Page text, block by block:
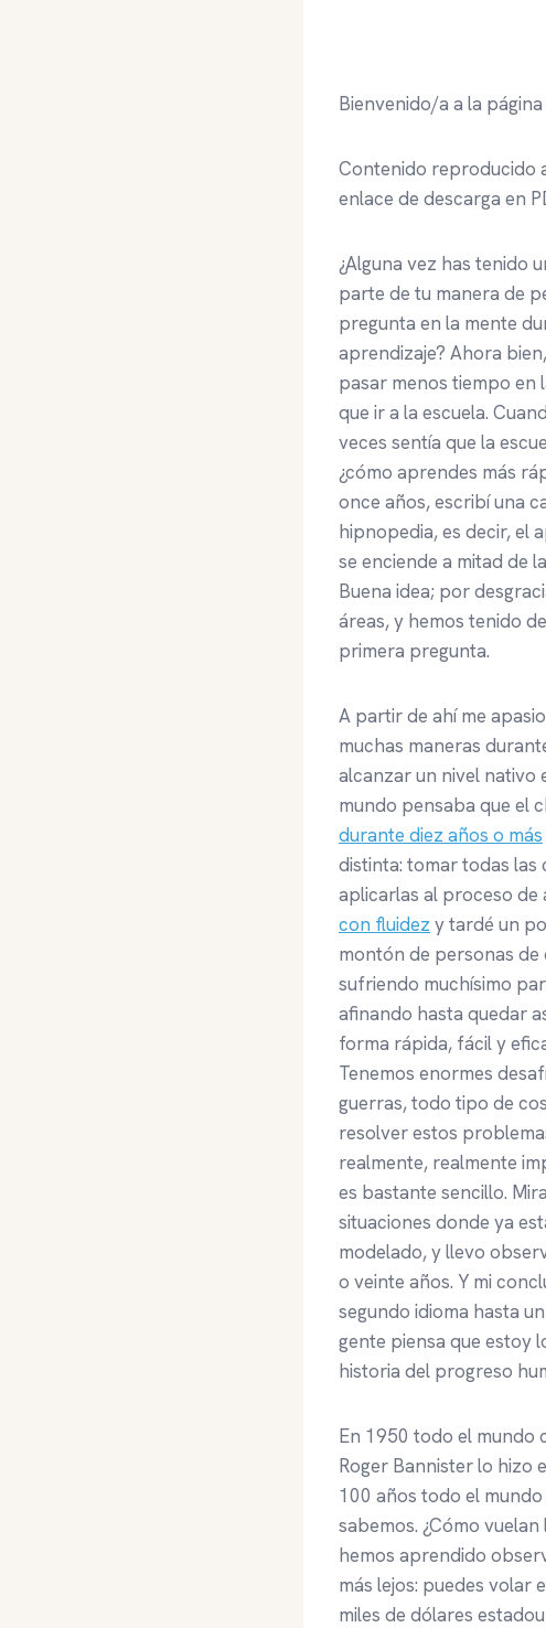
Bienvenido/a a la
Contenido reproducido
enlace de descarga en
¿Alguna vez has tenido
parte de tu manera de
pregunta en la mente
aprendizaje? Ahora
pasar menos tiempo en
que ir a la escuela.
veces sentía que la
¿cómo aprendes más
once años, escribí una
hipnopedia, es decir, el
se enciende a mitad de
Buena idea; por
áreas, y hemos tenido
primera pregunta.
A partir de ahí me
muchas maneras
alcanzar un nivel nativo
mundo pensaba que el
durante diez años o más
distinta: tomar todas las
aplicarlas al proceso de
con fluidez y tardé un
montón de personas
sufriendo muchísimo
afinando hasta quedar
forma rápida, fácil y
Tenemos enormes
guerras, todo tipo de
resolver estos
realmente, realmente
es bastante sencillo.
situaciones donde ya
modelado, y llevo
o veinte años. Y mi
segundo idioma hasta
gente piensa que estoy
historia del progreso
En 1950 todo el mundo
Roger Bannister lo hizo
100 años todo el
sabemos. ¿Cómo
hemos aprendido
más lejos: puedes volar
miles de dólares